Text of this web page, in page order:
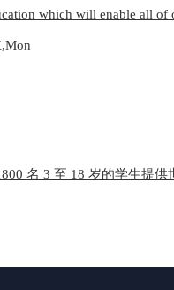
which will enable all of
名 3 至 18 岁的学生提供